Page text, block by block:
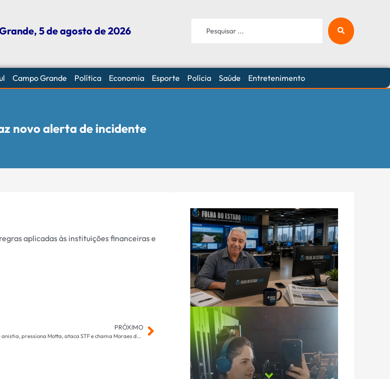
5 de agosto de 2026
Campo Grande Política Economia Esporte Polícia Saúde Entretenimento
novo alerta de incidente
aplicadas às instituições financeiras e
PRÓXIMO
Tarcísio cobra anistia, pressiona Motta, ataca STF e chama Moraes de ditador e tirano